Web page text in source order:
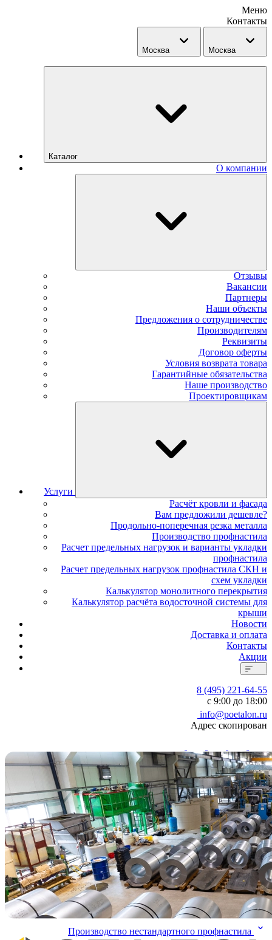
Меню
Контакты
Москва Москва
Каталог
О компании
Отзывы
Вакансии
Партнеры
Наши объекты
Предложения о сотрудничестве
Производителям
Реквизиты
Договор оферты
Условия возврата товара
Гарантийные обязательства
Наше производство
Проектировщикам
Услуги
Расчёт кровли и фасада
Вам предложили дешевле?
Продольно-поперечная резка металла
Производство профнастила
Расчет предельных нагрузок и варианты укладки
профнастила
Расчет предельных нагрузок профнастила СКН и
схем укладки
Калькулятор монолитного перекрытия
Калькулятор расчёта водосточной системы для
крыши
Новости
Доставка и оплата
Контакты
Акции
8 (495) 221-64-55
с 9:00 до 18:00
info@poetalon.ru
Адрес скопирован
Производство нестандартного профнастила